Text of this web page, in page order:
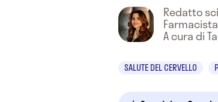
Redatto
Farmacista
A cura di
SALUTE DEL CERVELLO